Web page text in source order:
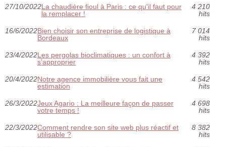
27/10/2022La chaudière fioul à Paris : ce qu'il faut pour
la remplacer !
4 210
hits
16/6/2022Bien choisir son entreprise de logistique à
Bordeaux
7 014
hits
23/4/2022Les pergolas bioclimatiques : un confort à
s’approprier
4 392
hits
20/4/2022Notre agence immobilière vous fait une
estimation
4 542
hits
26/3/2022Jeux Agario : La meilleure façon de passer
votre temps !
4 698
hits
22/3/2022Comment rendre son site web plus réactif et
utilisable ?
8 382
hits